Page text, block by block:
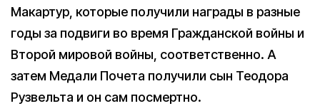
Макартур, которые получили награды в разные
годы за подвиги во время Гражданской войны и
Второй мировой войны, соответственно. А
затем Медали Почета получили сын Теодора
Рузвельта и он сам посмертно.